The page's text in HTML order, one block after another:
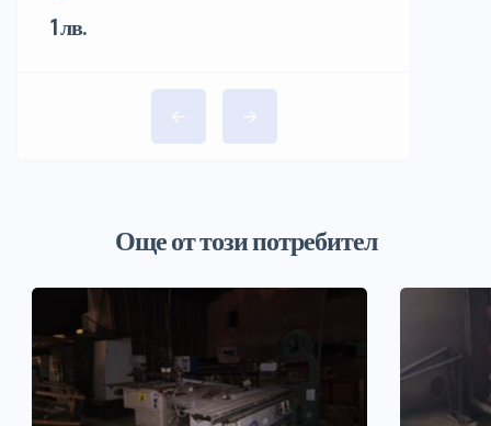
1 лв.
Още от този потребител